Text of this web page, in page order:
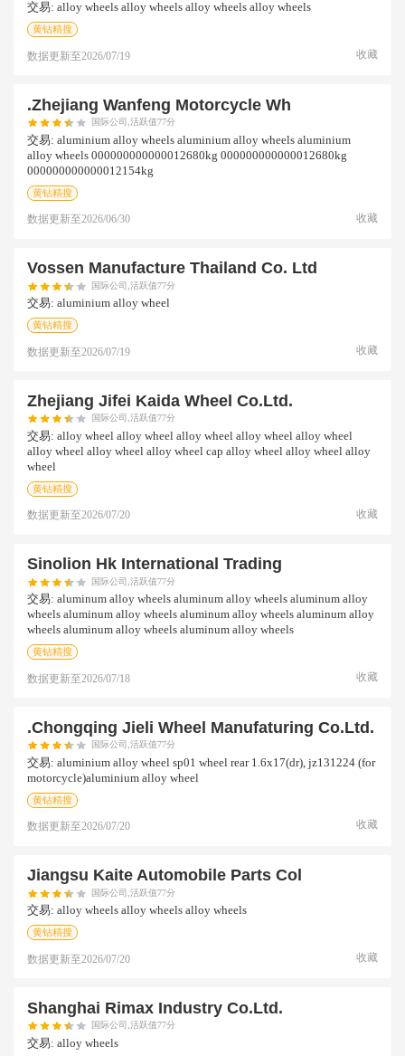
交易: alloy wheels alloy wheels alloy wheels alloy wheels
黄钻精搜
数据更新至2026/07/19 收藏
.zhejiang Wanfeng Motorcycle Wh
国际公司,活跃值77分
交易: aluminium alloy wheels aluminium alloy wheels aluminium
alloy wheels 000000000000012680kg 000000000000012680kg
000000000000012154kg
黄钻精搜
数据更新至2026/06/30 收藏
Vossen Manufacture Thailand Co. Ltd
国际公司,活跃值77分
交易: aluminium alloy wheel
黄钻精搜
数据更新至2026/07/19 收藏
Zhejiang Jifei Kaida Wheel Co.ltd.
国际公司,活跃值77分
交易: alloy wheel alloy wheel alloy wheel alloy wheel alloy wheel
alloy wheel alloy wheel alloy wheel cap alloy wheel alloy wheel alloy
wheel
黄钻精搜
数据更新至2026/07/20 收藏
Sinolion Hk International Trading
国际公司,活跃值77分
交易: aluminum alloy wheels aluminum alloy wheels aluminum alloy
wheels aluminum alloy wheels aluminum alloy wheels aluminum alloy
wheels aluminum alloy wheels aluminum alloy wheels
黄钻精搜
数据更新至2026/07/18 收藏
.chongqing Jieli Wheel Manufaturing Co.ltd.
国际公司,活跃值77分
交易: aluminium alloy wheel sp01 wheel rear 1.6x17(dr), jz131224 (for
motorcycle)aluminium alloy wheel
黄钻精搜
数据更新至2026/07/20 收藏
Jiangsu Kaite Automobile Parts Col
国际公司,活跃值77分
交易: alloy wheels alloy wheels alloy wheels
黄钻精搜
数据更新至2026/07/20 收藏
Shanghai Rimax Industry Co.ltd.
国际公司,活跃值77分
交易: alloy wheels